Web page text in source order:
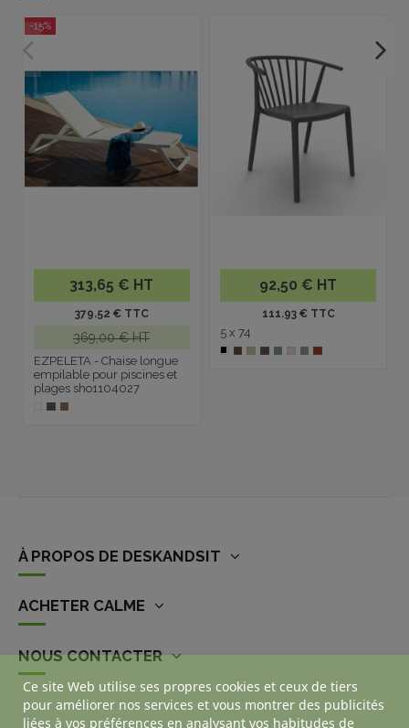
-15%
313,65 € HT
379.52 € TTC
369,00 € HT
EZPELETA - Chaise longue
empilable pour piscines et
plages sho1104027
92,50 € HT
111.93 € TTC
5 x 74
À PROPOS DE DESKANDSIT
ACHETER CALME
NOUS CONTACTER
Ce site Web utilise ses propres cookies et ceux de tiers
pour améliorer nos services et vous montrer des publicités
liées à vos préférences en analysant vos habitudes de